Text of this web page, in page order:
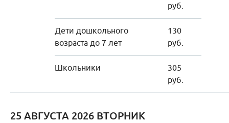
руб.
Дети дошкольного
возраста до 7 лет
130
руб.
Школьники
305
руб.
25 АВГУСТА 2026 ВТОРНИК